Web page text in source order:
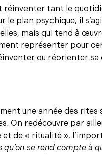
réinventer tant le
le plan psychique, il
mais qui tend à
représenter pour
ou réorienter sa
une année des
On redécouvre par
de « ritualité »,
qu’on se rend compte à